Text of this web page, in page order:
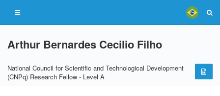
Arthur Bernardes Cecilio Filho
National Council for Scientific and Technological Development
(CNPq) Research Fellow - Level A